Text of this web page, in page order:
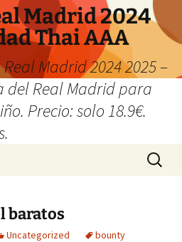
Madrid 2024
Thai AAA
Madrid 2024 2025 –
del Real Madrid para
Precio: solo 18.9€.
Buscar:
baratos
Uncategorized
bounty